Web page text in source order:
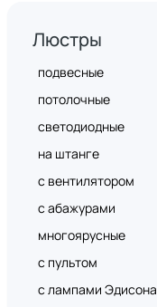
Люстры
подвесные
потолочные
светодиодные
на штанге
с вентилятором
с абажурами
многоярусные
с пультом
с лампами Эдисона